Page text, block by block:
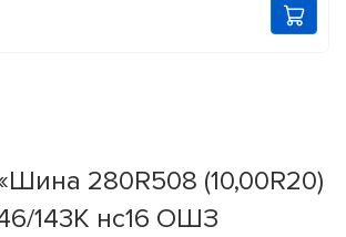
280R508 (10,00R20)
143K нс16 ОШЗ